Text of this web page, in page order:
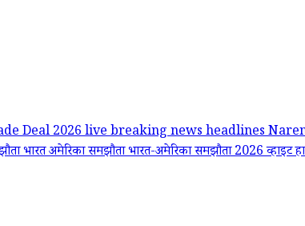
Deal 2026live breaking news headlines
भारत अमेरिका समझौताभारत-अमेरिका समझौता 2026व्हाइट